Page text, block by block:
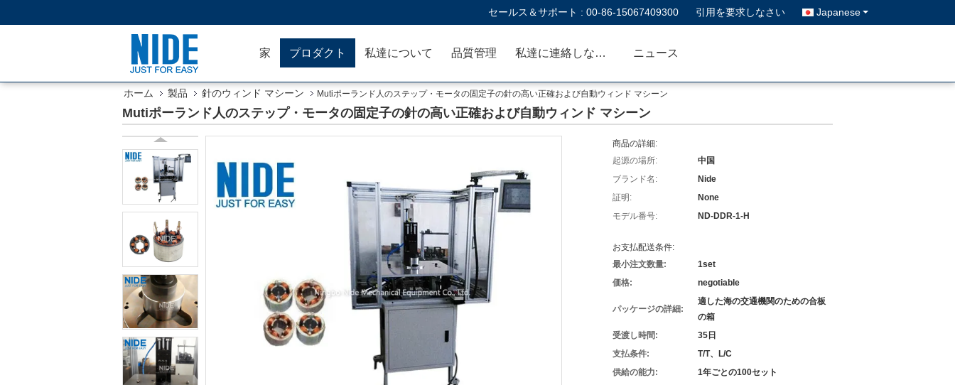
セールス＆サポート : 00-86-15067409300 引用を要求しなさい Japanese
家 プロダクト 私達について 品質管理 私達に連絡しなさい ニュース
ホーム 製品 針のウィンド マシーン Mutiポーランド人のステップ・モータの固定子の針の高い正確および自動ウィンド マシーン
Mutiポーランド人のステップ・モータの固定子の針の高い正確および自動ウィンド マシーン
商品の詳細:
起源の場所:
中国
ブランド名:
Nide
証明:
None
モデル番号:
ND-DDR-1-H
お支払配送条件:
最小注文数量:
1set
価格:
negotiable
パッケージの詳細:
適した海の交通機関のための合板
の箱
受渡し時間:
35日
支払条件:
T/T、L/C
供給の能力:
1年ごとの100セット